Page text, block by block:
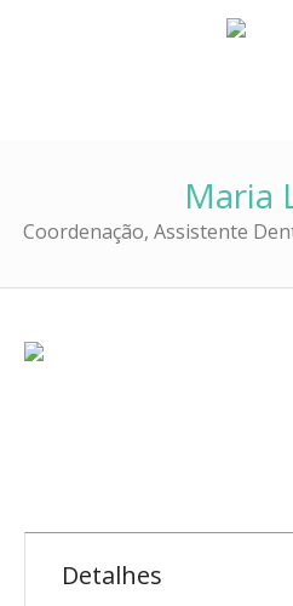
Maria
Coordenação, Assistente
Detalhes